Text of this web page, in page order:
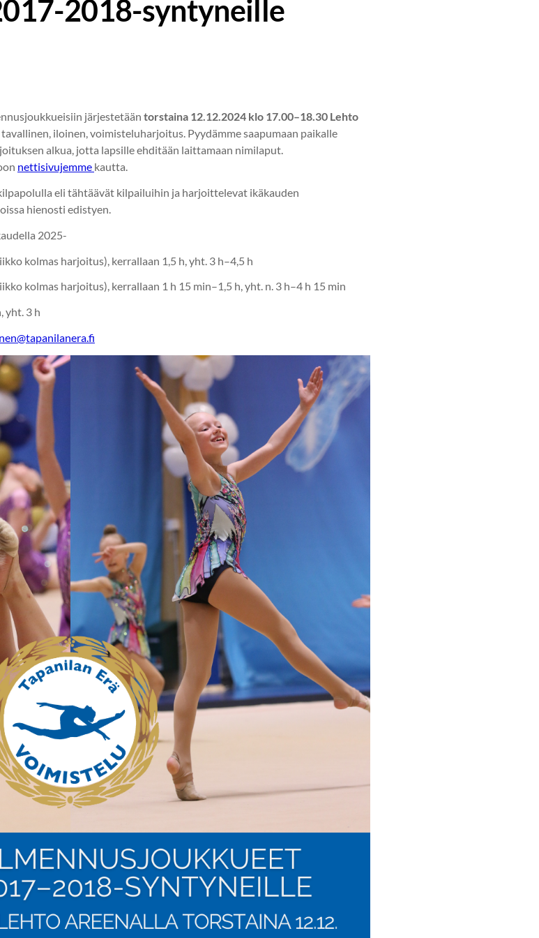
2018-syntyneille
järjestetään torstaina 12.12.2024 klo 17.00–18.30 Lehto
iloinen, voimisteluharjoitus. Pyydämme saapumaan paikalle
alkua, jotta lapsille ehditään laittamaan nimilaput.
nettisivujemme kautta.
eli tähtäävät kilpailuihin ja harjoittelevat ikäkauden
hienosti edistyen.
2025-
kolmas harjoitus), kerrallaan 1,5 h, yht. 3 h–4,5 h
kolmas harjoitus), kerrallaan 1 h 15 min–1,5 h, yht. n. 3 h–4 h 15 min
yht. 3 h